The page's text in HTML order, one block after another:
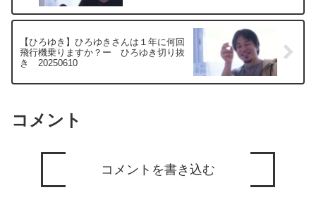
【ひろゆき】ひろゆきさんは１年に何回
飛行機乗りますか？ー ひろゆき切り抜
き 20250610
コメント
コメントを書き込む